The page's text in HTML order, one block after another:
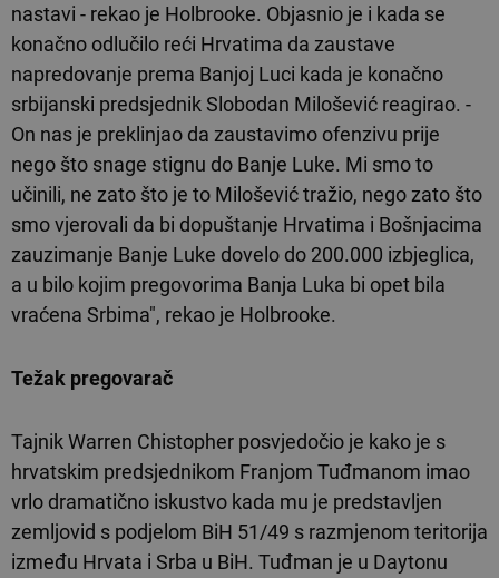
nastavi - rekao je Holbrooke. Objasnio je i kada se
konačno odlučilo reći Hrvatima da zaustave
napredovanje prema Banjoj Luci kada je konačno
srbijanski predsjednik Slobodan Milošević reagirao. -
On nas je preklinjao da zaustavimo ofenzivu prije
nego što snage stignu do Banje Luke. Mi smo to
učinili, ne zato što je to Milošević tražio, nego zato što
smo vjerovali da bi dopuštanje Hrvatima i Bošnjacima
zauzimanje Banje Luke dovelo do 200.000 izbjeglica,
a u bilo kojim pregovorima Banja Luka bi opet bila
vraćena Srbima", rekao je Holbrooke.
Težak pregovarač
Tajnik Warren Chistopher posvjedočio je kako je s
hrvatskim predsjednikom Franjom Tuđmanom imao
vrlo dramatično iskustvo kada mu je predstavljen
zemljovid s podjelom BiH 51/49 s razmjenom teritorija
između Hrvata i Srba u BiH. Tuđman je u Daytonu